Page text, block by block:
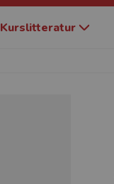
Kurslitteratur